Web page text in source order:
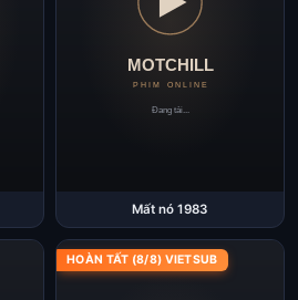
Mất nó 1983
HOÀN TẤT (8/8) VIETSUB